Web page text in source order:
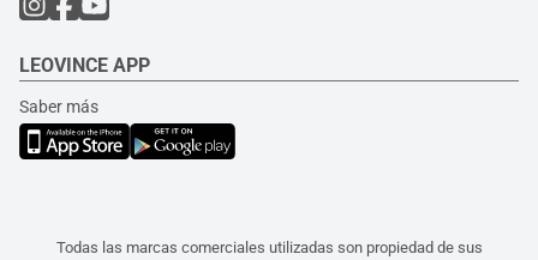
LEOVINCE APP
Saber más
Todas las marcas comerciales utilizadas son propiedad de sus